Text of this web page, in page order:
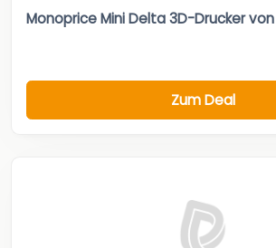
Monoprice Mini Delta 3D-Drucker
Zum Deal